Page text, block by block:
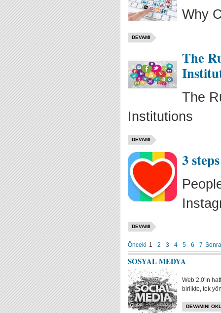
Why
DEVAMI
The
The
Institutions
DEVAMI
3
DEVAMI
Önceki 1 2 3 4 5 6 7
SOSYAL MEDYA
Web 2.0'ın
birlikte, tek
DEVAMINI